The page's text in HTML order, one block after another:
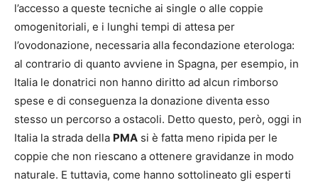
l’accesso a queste tecniche ai single o alle coppie
omogenitoriali, e i lunghi tempi di attesa per
l’ovodonazione, necessaria alla fecondazione eterologa:
al contrario di quanto avviene in Spagna, per esempio, in
Italia le donatrici non hanno diritto ad alcun rimborso
spese e di conseguenza la donazione diventa esso
stesso un percorso a ostacoli. Detto questo, però, oggi in
Italia la strada della PMA si è fatta meno ripida per le
coppie che non riescano a ottenere gravidanze in modo
naturale. E tuttavia, come hanno sottolineato gli esperti